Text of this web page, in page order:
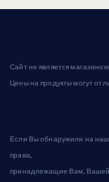
Сайт не является
Цены на продукты могут
Если Вы обнаружили на
права,
принадлежащие Вам, Вашей